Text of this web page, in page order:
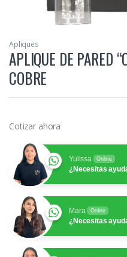
Apliques
APLIQUE DE PARED
COBRE
Cotizar ahora
Yulissa Online
¿Necesitas
Mara Online
¿Necesitas